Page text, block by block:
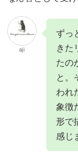
aji
ずっ
きた
たの
と。
われ
象徴
形で
感じ